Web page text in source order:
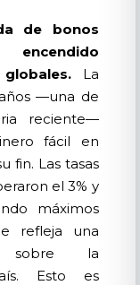
de bonos
encendido
La
—una de
reciente—
fácil en
fin. Las tasas
el 3% y
máximos
refleja una
sobre la
Esto es